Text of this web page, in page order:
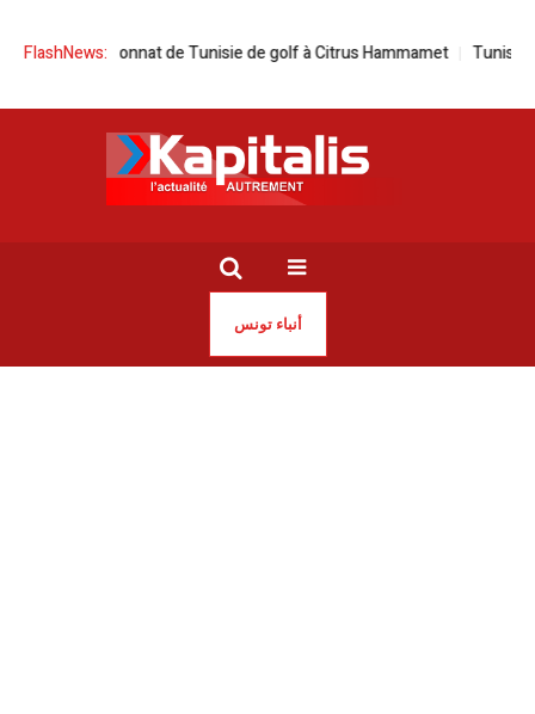
FlashNews:
championnat de Tunisie de golf à Citrus Hammamet Tunisie |
أنباء تونس